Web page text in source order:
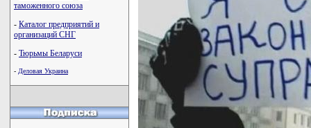
таможенного союза
- Каталог предприятий и
организаций СНГ
- Тюрьмы Беларуси
- Деловая Украина